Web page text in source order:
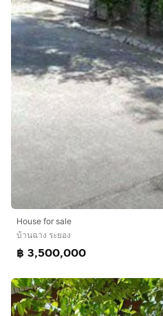
House for sale
บ้านฉาง ระยอง
฿ 3,500,000